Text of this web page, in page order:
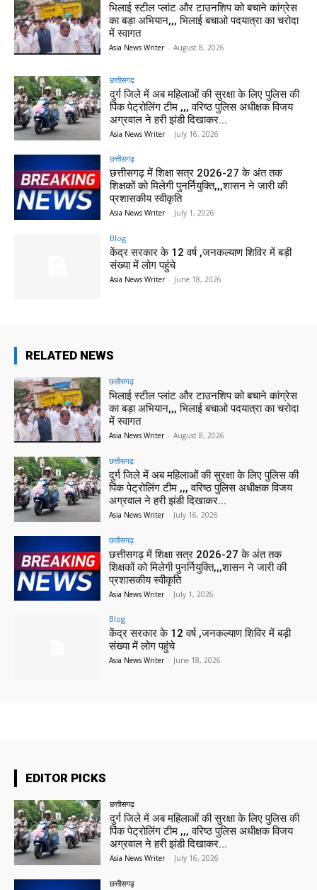
भिलाई स्टील प्लांट और टाउनशिप को बचाने कांग्रेस
का बड़ा अभियान,,, भिलाई बचाओ पदयात्रा का चरोदा
में स्वागत
Asia News Writer - August 8, 2026
छत्तीसगढ़
दुर्ग जिले में अब महिलाओं की सुरक्षा के लिए पुलिस की
पिंक पेट्रोलिंग टीम ,,, वरिष्ठ पुलिस अधीक्षक विजय
अग्रवाल ने हरी झंडी दिखाकर...
Asia News Writer - July 16, 2026
छत्तीसगढ़
छत्तीसगढ़ में शिक्षा सत्र 2026-27 के अंत तक
शिक्षकों को मिलेगी पुनर्नियुक्ति,,,शासन ने जारी की
प्रशासकीय स्वीकृति
Asia News Writer - July 1, 2026
Blog
केंद्र सरकार के 12 वर्ष ,जनकल्याण शिविर में बड़ी
संख्या में लोग पहुंचे
Asia News Writer - June 18, 2026
RELATED NEWS
छत्तीसगढ़
भिलाई स्टील प्लांट और टाउनशिप को बचाने कांग्रेस
का बड़ा अभियान,,, भिलाई बचाओ पदयात्रा का चरोदा
में स्वागत
Asia News Writer - August 8, 2026
छत्तीसगढ़
दुर्ग जिले में अब महिलाओं की सुरक्षा के लिए पुलिस की
पिंक पेट्रोलिंग टीम ,,, वरिष्ठ पुलिस अधीक्षक विजय
अग्रवाल ने हरी झंडी दिखाकर...
Asia News Writer - July 16, 2026
छत्तीसगढ़
छत्तीसगढ़ में शिक्षा सत्र 2026-27 के अंत तक
शिक्षकों को मिलेगी पुनर्नियुक्ति,,,शासन ने जारी की
प्रशासकीय स्वीकृति
Asia News Writer - July 1, 2026
Blog
केंद्र सरकार के 12 वर्ष ,जनकल्याण शिविर में बड़ी
संख्या में लोग पहुंचे
Asia News Writer - June 18, 2026
EDITOR PICKS
छत्तीसगढ़
दुर्ग जिले में अब महिलाओं की सुरक्षा के लिए पुलिस की
पिंक पेट्रोलिंग टीम ,,, वरिष्ठ पुलिस अधीक्षक विजय
अग्रवाल ने हरी झंडी दिखाकर...
Asia News Writer - July 16, 2026
छत्तीसगढ़